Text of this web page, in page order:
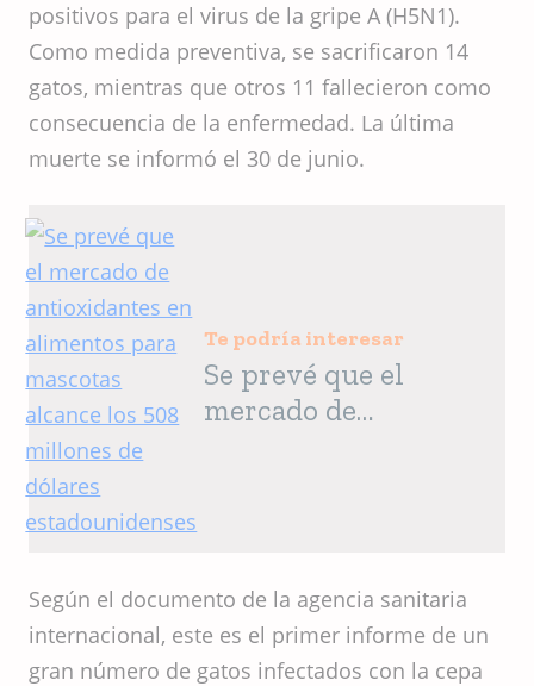
positivos para el virus de la gripe A (H5N1).
Como medida preventiva, se sacrificaron 14
gatos, mientras que otros 11 fallecieron como
consecuencia de la enfermedad. La última
muerte se informó el 30 de junio.
Te podría interesar
Se prevé que el
mercado de
dólares
estadounidenses
Según el documento de la agencia sanitaria
internacional, este es el primer informe de un
gran número de gatos infectados con la cepa